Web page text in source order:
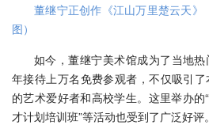
董继宁正创作《江山万里楚云天
图）
如今，董继宁美术馆成为了当地
年接待上万名免费参观者，不仅吸引
的艺术爱好者和高校学生。这里举办的
才计划培训班”等活动也受到了广泛好评。